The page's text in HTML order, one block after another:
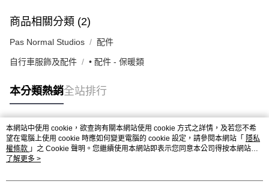
商品相關分類 (2)
Pas Normal Studios 配件
自行車服飾及配件 • 配件 - 保暖類
本分類熱銷全站排行
熱門標籤
本網站中使用 cookie，欲查詢有關本網站使用 cookie 方式之詳情，及若您不希
望在電腦上使用 cookie 時應如何變更電腦的 cookie 設定，請參閱本網站「 隱私
權條款 」之 Cookie 聲明。您繼續使用本網站即表示您同意本公司得按本網站使
用條款之 Cookie 聲明使用 cookie。
了解更多 >